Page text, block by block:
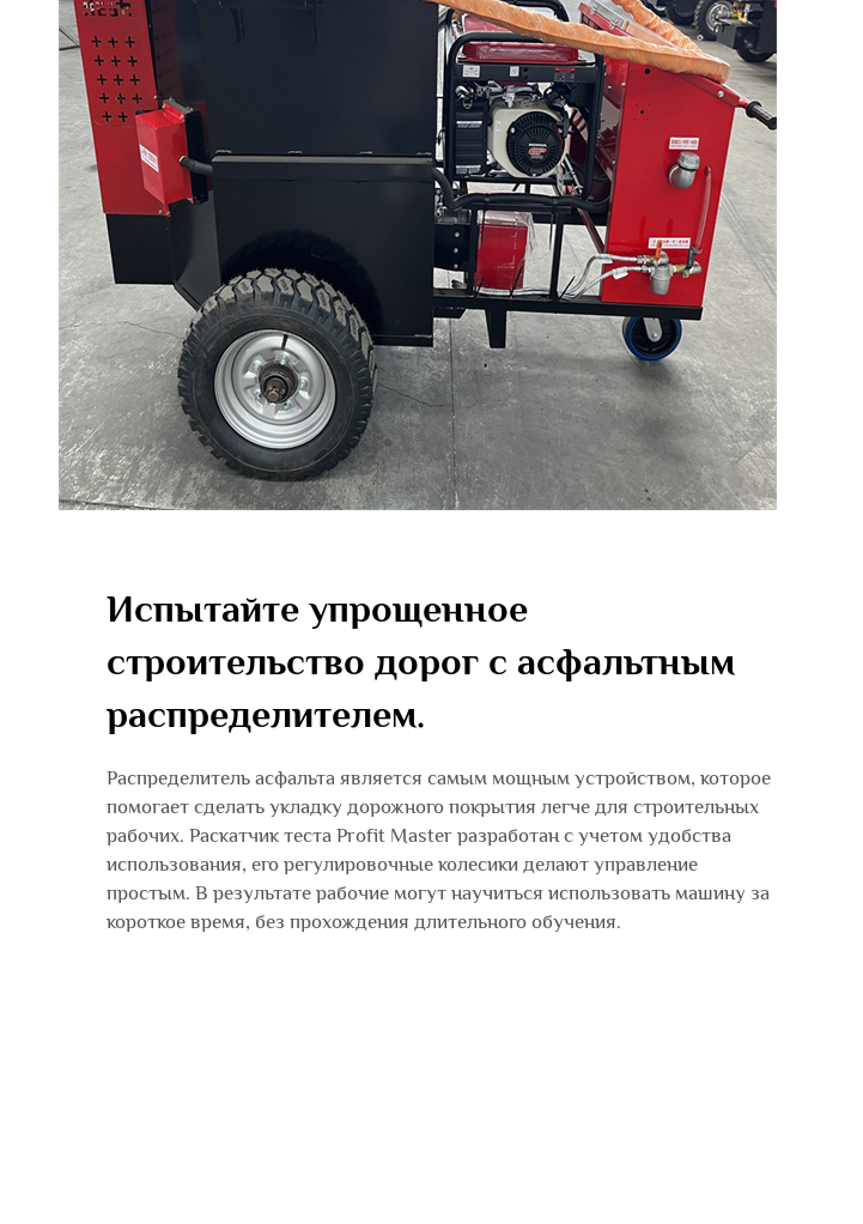
Испытайте упрощенное
строительство дорог с асфальтным
распределителем.
Распределитель асфальта является самым мощным устройством, которое
помогает сделать укладку дорожного покрытия легче для строительных
рабочих. Раскатчик теста Profit Master разработан с учетом удобства
использования, его регулировочные колесики делают управление
простым. В результате рабочие могут научиться использовать машину за
короткое время, без прохождения длительного обучения.